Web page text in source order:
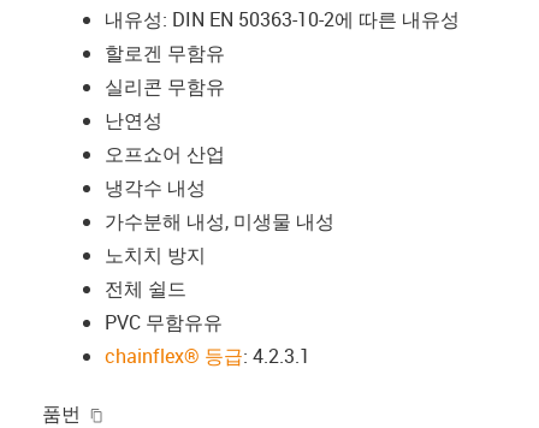
내유성: DIN EN 50363-10-2에 따른 내유성
할로겐 무함유
실리콘 무함유
난연성
오프쇼어 산업
냉각수 내성
가수분해 내성, 미생물 내성
노치치 방지
전체 쉴드
PVC 무함유유
chainflex® 등급: 4.2.3.1
품번